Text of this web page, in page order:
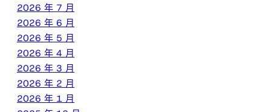
2026 年 7 月
2026 年 6 月
2026 年 5 月
2026 年 4 月
2026 年 3 月
2026 年 2 月
2026 年 1 月